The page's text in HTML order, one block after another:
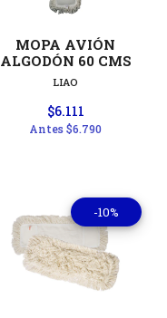
MOPA AVIÓN
ALGODÓN 60 CMS
LIAO
$6.111
Antes$6.790
-10%